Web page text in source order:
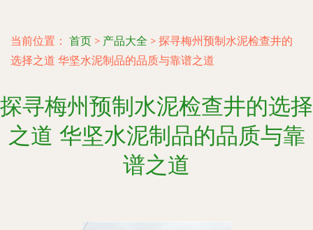
当前位置： 首页 > 产品大全 > 探寻梅州预制水泥检查井的
选择之道 华坚水泥制品的品质与靠谱之道
探寻梅州预制水泥检查井的选择
之道 华坚水泥制品的品质与靠
谱之道